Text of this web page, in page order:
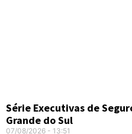
Série Executivas de
Grande do Sul
07/08/2026 13:51